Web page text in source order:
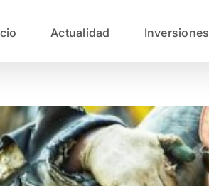
Actualidad Inversiones